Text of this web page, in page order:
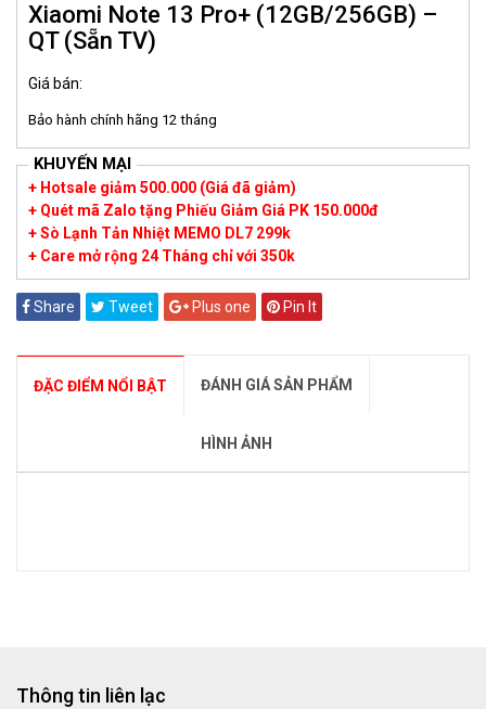
Xiaomi Note 13 Pro+ (12GB/256GB) –
QT (Sẵn TV)
Giá bán:
Bảo hành chính hãng 12 tháng
KHUYẾN MẠI
+ Hotsale giảm 500.000 (Giá đã giảm)
+ Quét mã Zalo tặng Phiếu Giảm Giá PK 150.000đ
+ Sò Lạnh Tản Nhiệt MEMO DL7 299k
+ Care mở rộng 24 Tháng chỉ với 350k
Share Tweet Plus one Pin It
ĐẶC ĐIỂM NỔI BẬT ĐÁNH GIÁ SẢN PHẨM
HÌNH ẢNH
Thông tin liên lạc